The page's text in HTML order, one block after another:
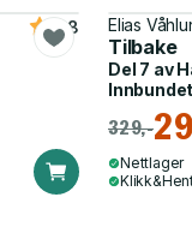
4.8 Elias
Tilbake
Del 7 av
Innbundet
329,-
Nettlager